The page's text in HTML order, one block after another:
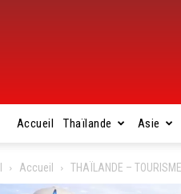
Accueil Thaïlande Asie
Accueil THAÏLANDE –